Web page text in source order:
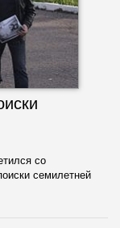
со
семилетней